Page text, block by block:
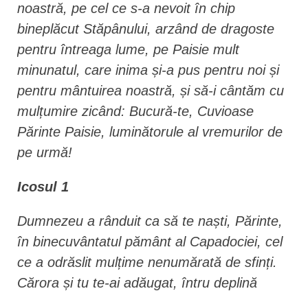
noastră, pe cel ce s-a nevoit în chip
bineplăcut Stăpânului, arzând de dragoste
pentru întreaga lume, pe Paisie mult
minunatul, care inima și-a pus pentru noi și
pentru mântuirea noastră, și să-i cântăm cu
mulțumire zicând: Bucură-te, Cuvioase
Părinte Paisie, luminătorule al vremurilor de
pe urmă!
Icosul 1
Dumnezeu a rânduit ca să te naști, Părinte,
în binecuvântatul pământ al Capadociei, cel
ce a odrăslit mulțime nenumărată de sfinți.
Cărora și tu te-ai adăugat, întru deplină